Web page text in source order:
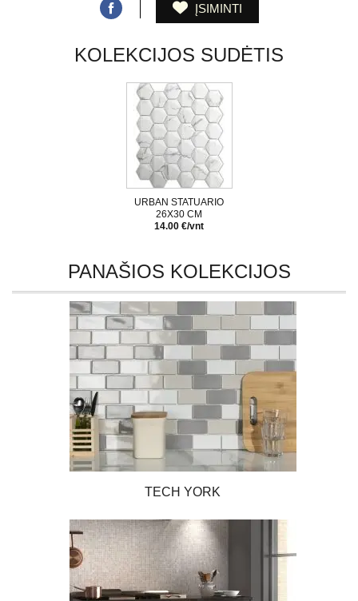
ĮSIMINTI
KOLEKCIJOS SUDĖTIS
URBAN STATUARIO
26X30 CM
14.00 €/vnt
PANAŠIOS KOLEKCIJOS
TECH YORK